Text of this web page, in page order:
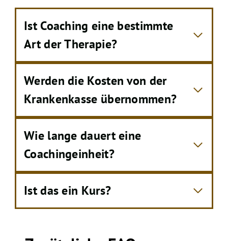
Ist Coaching eine bestimmte
Art der Therapie?
Werden die Kosten von der
Krankenkasse übernommen?
Wie lange dauert eine
Coachingeinheit?
Ist das ein Kurs?